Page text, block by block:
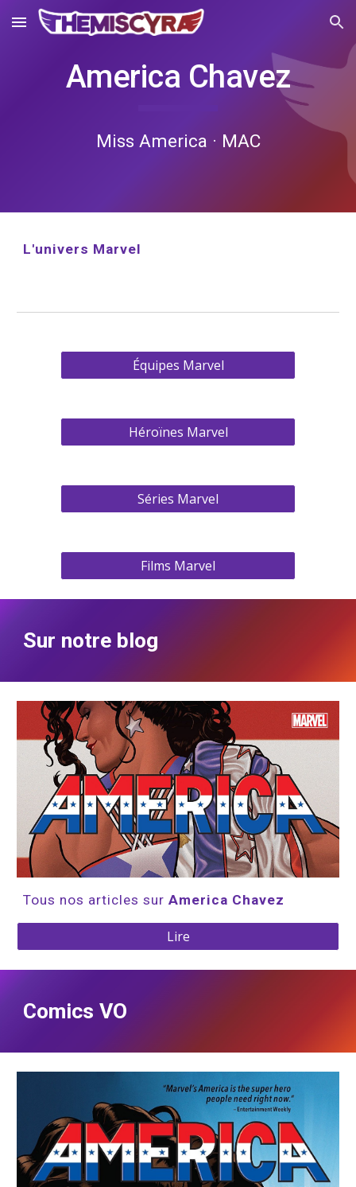
Skip to main content Skip to navigation
America Chavez
Miss America · MAC
L'univers Marvel
Équipes Marvel
Héroïnes Marvel
Séries Marvel
Films Marvel
Sur notre blog
Tous nos articles sur America Chavez
Lire
Comics VO